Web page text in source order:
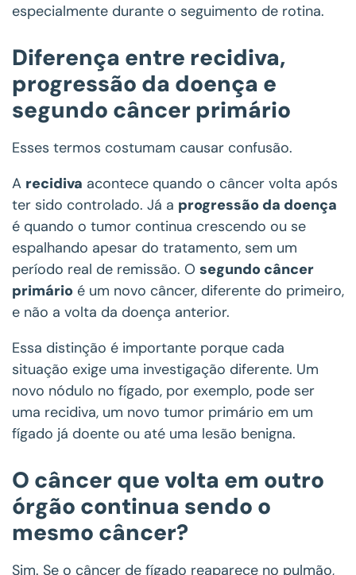
especialmente durante o seguimento de rotina.
Diferença entre recidiva,
progressão da doença e
segundo câncer primário
Esses termos costumam causar confusão.
A recidiva acontece quando o câncer volta após
ter sido controlado. Já a progressão da doença
é quando o tumor continua crescendo ou se
espalhando apesar do tratamento, sem um
período real de remissão. O segundo câncer
primário é um novo câncer, diferente do primeiro,
e não a volta da doença anterior.
Essa distinção é importante porque cada
situação exige uma investigação diferente. Um
novo nódulo no fígado, por exemplo, pode ser
uma recidiva, um novo tumor primário em um
fígado já doente ou até uma lesão benigna.
O câncer que volta em outro
órgão continua sendo o
mesmo câncer?
Sim. Se o câncer de fígado reaparece no pulmão,